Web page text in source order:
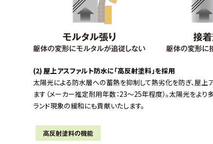
(2) 屋上アスファルト防水に「高反射塗料」を採用
太陽光による防水層への蓄熱を抑制して熱劣化を防ぎ、屋
ます（メーカー推定耐用年数：23～25年程度）。太陽光をよ
ランド現象の緩和にも貢献いたします。